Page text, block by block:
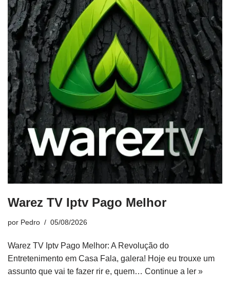
Warez TV Iptv Pago Melhor
por Pedro 05/08/2026
Warez TV Iptv Pago Melhor: A Revolução do
Entretenimento em Casa Fala, galera! Hoje eu trouxe um
assunto que vai te fazer rir e, quem… Continue a ler »